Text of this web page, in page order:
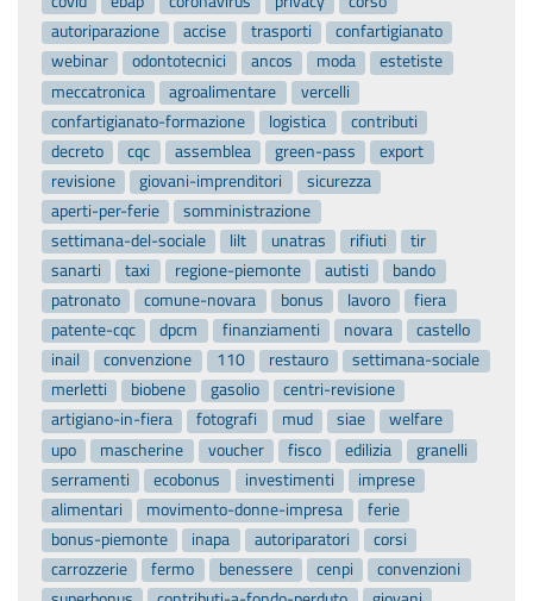
autoriparazione
accise trasporti
confartigianato
webinar
odontotecnici ancos moda
estetiste
meccatronica
agroalimentare
vercelli
confartigianato-formazione
logistica
contributi
decreto
cqc assemblea green-pass
export
revisione
giovani-imprenditori
sicurezza
aperti-per-ferie
somministrazione
settimana-del-sociale
lilt unatras rifiuti
tir
sanarti
taxi regione-piemonte autisti
bando
patronato
comune-novara bonus lavoro
fiera
patente-cqc
dpcm finanziamenti novara
castello
inail
convenzione 110 restauro
settimana-sociale
merletti
biobene gasolio
centri-revisione
artigiano-in-fiera
fotografi mud siae
welfare
upo
mascherine voucher fisco edilizia
granelli
serramenti
ecobonus investimenti
imprese
alimentari
movimento-donne-impresa
ferie
bonus-piemonte
inapa autoriparatori
corsi
carrozzerie
fermo benessere cenpi
convenzioni